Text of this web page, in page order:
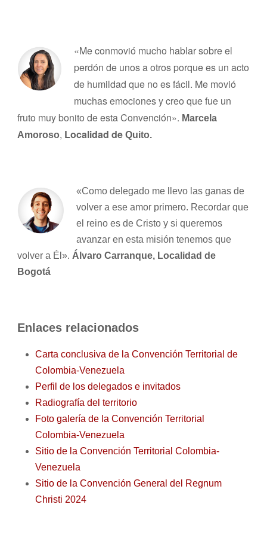
«Me conmovió mucho hablar sobre el
perdón de unos a otros porque es un acto
de humildad que no es fácil. Me movió
muchas emociones y creo que fue un
fruto muy bonito de esta Convención». Marcela
Amoroso, Localidad de Quito.
«Como delegado me llevo las ganas de
volver a ese amor primero. Recordar que
el reino es de Cristo y si queremos
avanzar en esta misión tenemos que
volver a Él». Álvaro Carranque, Localidad de
Bogotá
Enlaces relacionados
Carta conclusiva de la Convención Territorial de
Colombia-Venezuela
Perfil de los delegados e invitados
Radiografía del territorio
Foto galería de la Convención Territorial
Colombia-Venezuela
Sitio de la Convención Territorial Colombia-
Venezuela
Sitio de la Convención General del Regnum
Christi 2024